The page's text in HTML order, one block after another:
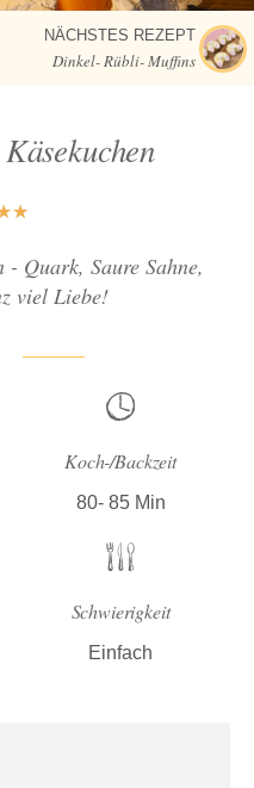
NÄCHSTES REZEPT
Dinkel- Rübli- Muffins
★
- Quark, Saure Sahne,
viel Liebe!
Koch-/Backzeit
80- 85 Min
Schwierigkeit
Einfach